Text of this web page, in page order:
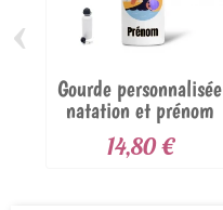
Gourde personnalisée
natation et prénom
14,80 €
‹